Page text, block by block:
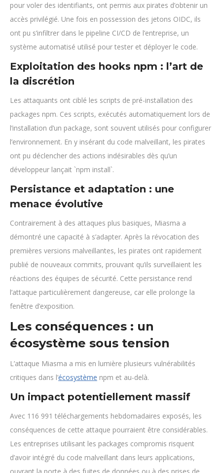
pour voler des identifiants, ont permis aux pirates d’obtenir un
accès privilégié. Une fois en possession des jetons OIDC, ils
ont pu s’infiltrer dans le pipeline CI/CD de l’entreprise, un
système automatisé utilisé pour tester et déployer le code.
Exploitation des hooks npm : l’art de
la discrétion
Les attaquants ont ciblé les scripts de pré-installation des
packages npm. Ces scripts, exécutés automatiquement lors de
l’installation d’un package, sont souvent utilisés pour configurer
l’environnement. En y insérant du code malveillant, les pirates
ont pu déclencher des actions indésirables dès qu’un
développeur lançait `npm install`.
Persistance et adaptation : une
menace évolutive
Contrairement à des attaques plus basiques, Miasma a
démontré une capacité à s’adapter. Après la révocation des
premières versions malveillantes, les pirates ont rapidement
publié de nouveaux commits, prouvant qu’ils surveillaient les
réactions des équipes de sécurité. Cette persistance rend
l’attaque particulièrement dangereuse, car elle prolonge la
fenêtre d’exposition.
Les conséquences : un
écosystème sous tension
L’attaque Miasma a mis en lumière plusieurs vulnérabilités
critiques dans l’écosystème npm et au-delà.
Un impact potentiellement massif
Avec 116 991 téléchargements hebdomadaires exposés, les
conséquences de cette attaque pourraient être considérables.
Les entreprises utilisant les packages compromis risquent
d’avoir intégré du code malveillant dans leurs applications,